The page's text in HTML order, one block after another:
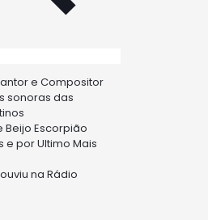
e Compositor
sonoras das
Beijo Escorpião
e por Ultimo Mais
na Rádio